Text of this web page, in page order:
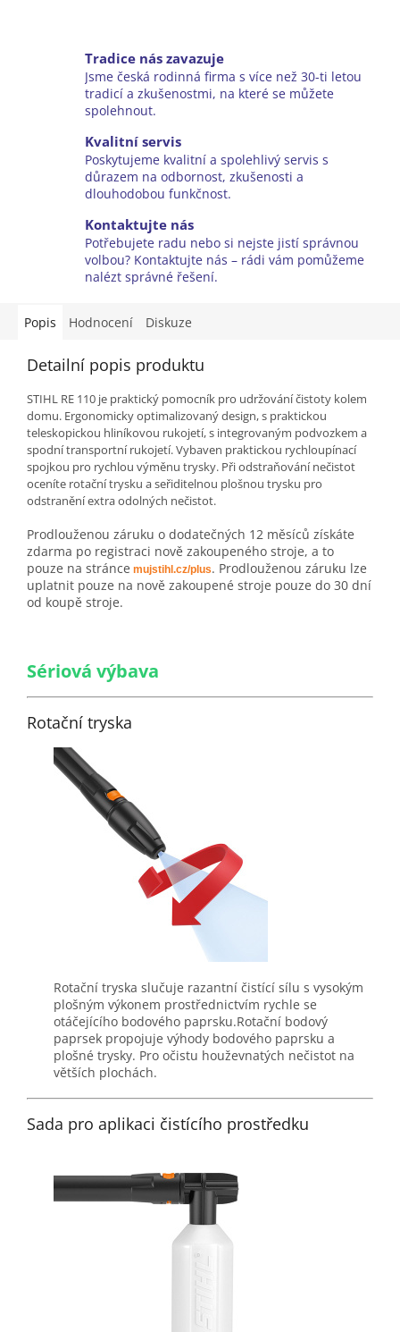
Tradice nás zavazuje
Jsme česká rodinná firma s více než 30-ti letou
tradicí a zkušenostmi, na které se můžete
spolehnout.
Kvalitní servis
Poskytujeme kvalitní a spolehlivý servis s
důrazem na odbornost, zkušenosti a
dlouhodobou funkčnost.
Kontaktujte nás
Potřebujete radu nebo si nejste jistí správnou
volbou? Kontaktujte nás – rádi vám pomůžeme
nalézt správné řešení.
Popis Hodnocení Diskuze
Detailní popis produktu
STIHL RE 110 je praktický pomocník pro udržování čistoty kolem
domu. Ergonomicky optimalizovaný design, s praktickou
teleskopickou hliníkovou rukojetí, s integrovaným podvozkem a
spodní transportní rukojetí. Vybaven praktickou rychloupínací
spojkou pro rychlou výměnu trysky. Při odstraňování nečistot
oceníte rotační trysku a seřiditelnou plošnou trysku pro
odstranění extra odolných nečistot.
Prodlouženou záruku o dodatečných 12 měsíců získáte
zdarma po registraci nově zakoupeného stroje, a to
pouze na stránce mujstihl.cz/plus. Prodlouženou záruku lze
uplatnit pouze na nově zakoupené stroje pouze do 30 dní
od koupě stroje.
Sériová výbava
Rotační tryska
Rotační tryska slučuje razantní čistící sílu s vysokým
plošným výkonem prostřednictvím rychle se
otáčejícího bodového paprsku.Rotační bodový
paprsek propojuje výhody bodového paprsku a
plošné trysky. Pro očistu houževnatých nečistot na
větších plochách.
Sada pro aplikaci čistícího prostředku